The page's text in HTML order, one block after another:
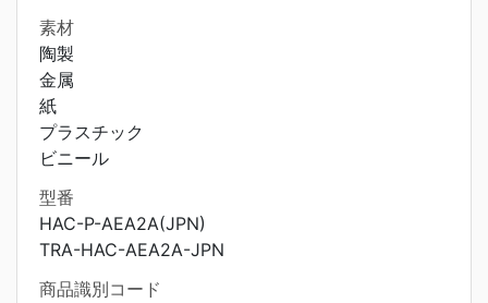
素材
陶製
金属
紙
プラスチック
ビニール
型番
HAC-P-AEA2A(JPN)
TRA-HAC-AEA2A-JPN
商品識別コード